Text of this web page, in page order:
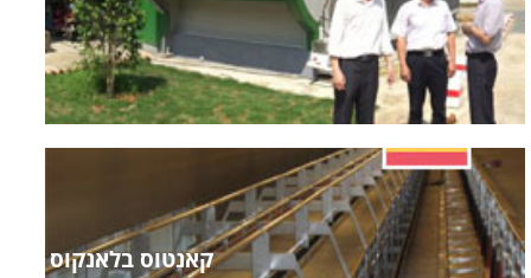
קאנטוס בלאנקוס